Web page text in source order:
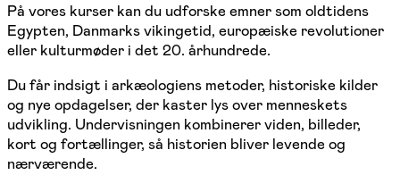
På vores kurser kan du udforske emner som oldtidens
Egypten, Danmarks vikingetid, europæiske revolutioner
eller kulturmøder i det 20. århundrede.
Du får indsigt i arkæologiens metoder, historiske kilder
og nye opdagelser, der kaster lys over menneskets
udvikling. Undervisningen kombinerer viden, billeder,
kort og fortællinger, så historien bliver levende og
nærværende.